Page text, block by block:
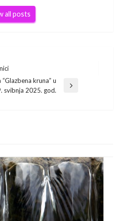
all posts
kruna” u
svibnja 2025. god.